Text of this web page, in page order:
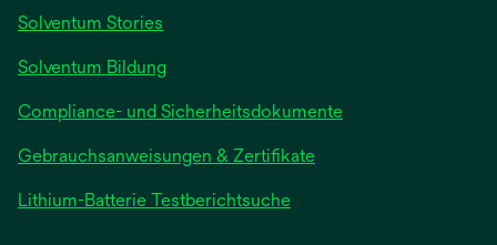
Registerkarte
Solventum Stories
Solventum Bildung
Compliance- und Sicherheitsdokumente
Gebrauchsanweisungen & Zertifikatewird
Lithium-Batterie Testberichtsuchewird